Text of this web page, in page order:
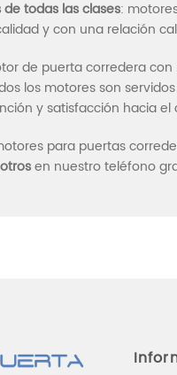
todas las clases:
y con una relación
de puerta corredera
los motores son servidos
y satisfacción hacia el
para puertas
en nuestro teléfono